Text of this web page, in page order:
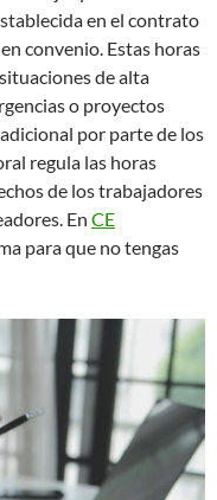
en el contrato
convenio. Estas horas
de alta
o proyectos
por parte de los
regula las horas
de los trabajadores
En CE
para que no tengas